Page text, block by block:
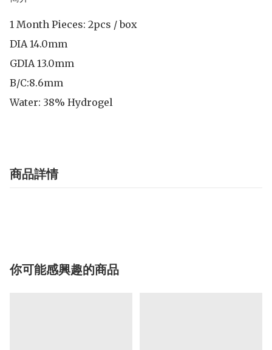
1 Month Pieces: 2pcs / box
DIA 14.0mm
GDIA 13.0mm
B/C:8.6mm
Water: 38% Hydrogel
商品詳情
你可能感興趣的商品